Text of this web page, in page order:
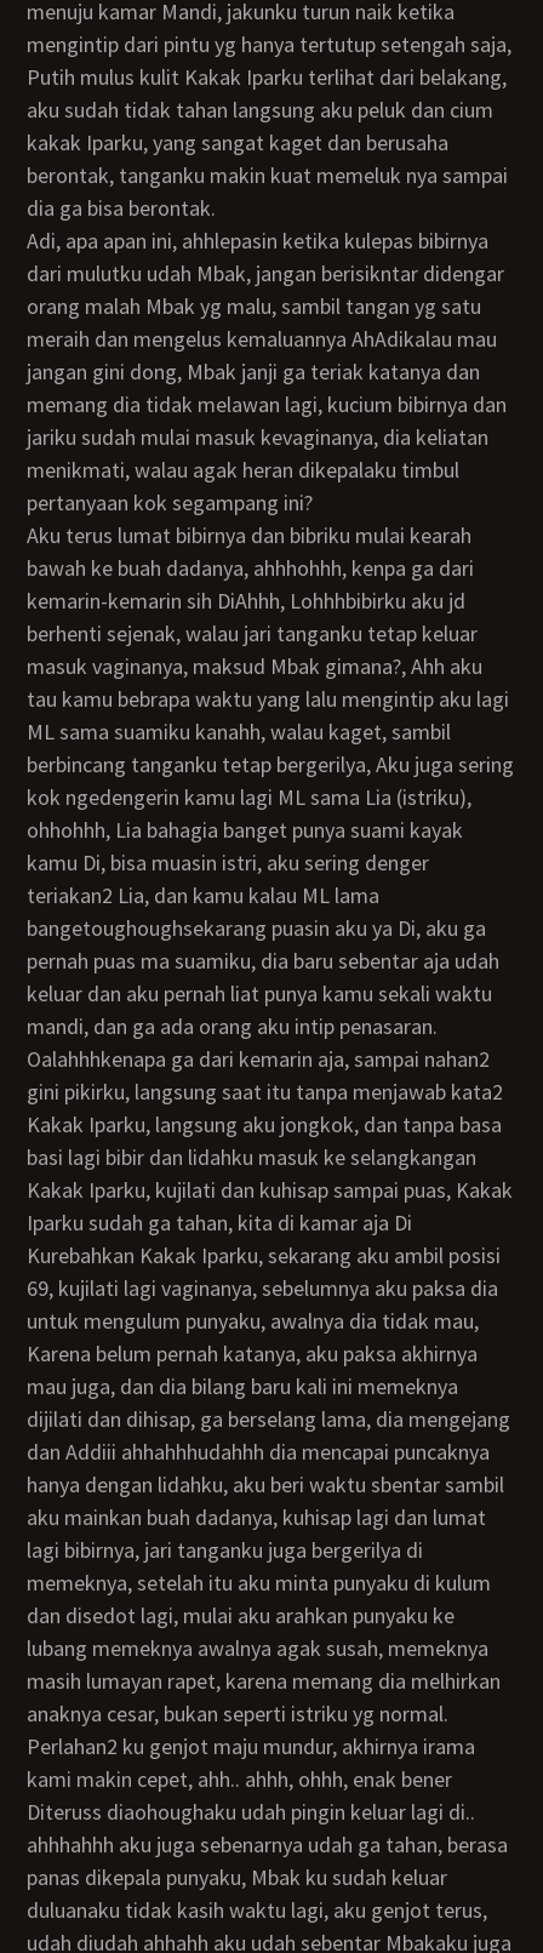
menuju kamar Mandi, jakunku turun naik ketika
mengintip dari pintu yg hanya tertutup setengah saja,
Putih mulus kulit Kakak Iparku terlihat dari belakang,
aku sudah tidak tahan langsung aku peluk dan cium
kakak Iparku, yang sangat kaget dan berusaha
berontak, tanganku makin kuat memeluk nya sampai
dia ga bisa berontak.
Adi, apa apan ini, ahhlepasin ketika kulepas bibirnya
dari mulutku udah Mbak, jangan berisikntar didengar
orang malah Mbak yg malu, sambil tangan yg satu
meraih dan mengelus kemaluannya AhAdikalau mau
jangan gini dong, Mbak janji ga teriak katanya dan
memang dia tidak melawan lagi, kucium bibirnya dan
jariku sudah mulai masuk kevaginanya, dia keliatan
menikmati, walau agak heran dikepalaku timbul
pertanyaan kok segampang ini?
aku terus lumat bibirnya dan bibriku mulai kearah
bawah ke buah dadanya, ahhhohhh, kenpa ga dari
kemarin-kemarin sih DiAhhh, Lohhhbibirku aku jd
berhenti sejenak, walau jari tanganku tetap keluar
masuk vaginanya, maksud Mbak gimana?, Ahh aku
tau kamu bebrapa waktu yang lalu mengintip aku lagi
ML sama suamiku kanahh, walau kaget, sambil
berbincang tanganku tetap bergerilya, Aku juga sering
kok ngedengerin kamu lagi ML sama Lia (istriku),
ohhohhh, Lia bahagia banget punya suami kayak
kamu Di, bisa muasin istri, aku sering denger
teriakan2 Lia, dan kamu kalau ML lama
bangetoughoughsekarang puasin aku ya Di, aku ga
pernah puas ma suamiku, dia baru sebentar aja udah
keluar dan aku pernah liat punya kamu sekali waktu
mandi, dan ga ada orang aku intip penasaran.
Oalahhhkenapa ga dari kemarin aja, sampai nahan2
gini pikirku, langsung saat itu tanpa menjawab kata2
Kakak Iparku, langsung aku jongkok, dan tanpa basa
basi lagi bibir dan lidahku masuk ke selangkangan
Kakak Iparku, kujilati dan kuhisap sampai puas, Kakak
Iparku sudah ga tahan, kita di kamar aja Di
Kurebahkan Kakak Iparku, sekarang aku ambil posisi
69, kujilati lagi vaginanya, sebelumnya aku paksa dia
untuk mengulum punyaku, awalnya dia tidak mau,
Karena belum pernah katanya, aku paksa akhirnya
mau juga, dan dia bilang baru kali ini memeknya
dijilati dan dihisap, ga berselang lama, dia mengejang
dan Addiii ahhahhhudahhh dia mencapai puncaknya
hanya dengan lidahku, aku beri waktu sbentar sambil
aku mainkan buah dadanya, kuhisap lagi dan lumat
lagi bibirnya, jari tanganku juga bergerilya di
memeknya, setelah itu aku minta punyaku di kulum
dan disedot lagi, mulai aku arahkan punyaku ke
lubang memeknya awalnya agak susah, memeknya
masih lumayan rapet, karena memang dia melhirkan
anaknya cesar, bukan seperti istriku yg normal.
Perlahan2 ku genjot maju mundur, akhirnya irama
kami makin cepet, ahh.. ahhh, ohhh, enak bener
Diteruss diaohoughaku udah pingin keluar lagi di..
ahhhahhh aku juga sebenarnya udah ga tahan, berasa
panas dikepala punyaku, Mbak ku sudah keluar
duluanaku tidak kasih waktu lagi, aku genjot terus,
udah diudah ahhahh aku udah sebentar Mbakaku juga